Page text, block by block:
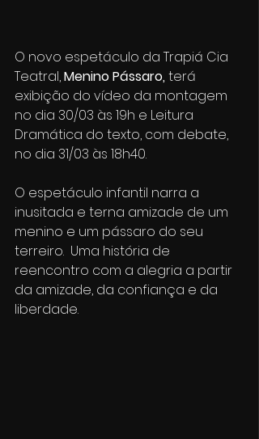
O novo espetáculo da Trapiá Cia
Teatral, Menino Pássaro, terá
exibição do vídeo da montagem
no dia 30/03 às 19h e Leitura
Dramática do texto, com debate,
no dia 31/03 às 18h40.
O espetáculo infantil narra a
inusitada e terna amizade de um
menino e um pássaro do seu
terreiro.  Uma história de
reencontro com a alegria a partir
da amizade, da confiança e da
liberdade.